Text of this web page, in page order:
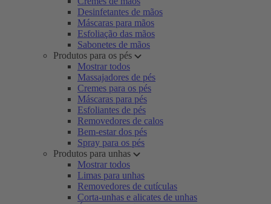
Desinfetantes de mãos
Máscaras para mãos
Esfoliação das mãos
Sabonetes de mãos
Produtos para os pés
Mostrar todos
Massajadores de pés
Cremes para os pés
Máscaras para pés
Esfoliantes de pés
Removedores de calos
Bem-estar dos pés
Spray para os pés
Produtos para unhas
Mostrar todos
Limas para unhas
Removedores de cutículas
Corta-unhas e alicates de unhas